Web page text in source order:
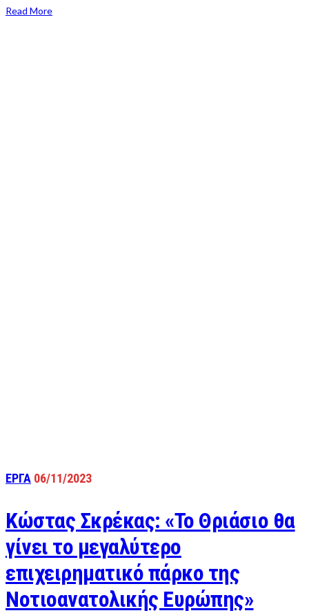
Read More
ΕΡΓΑ 06/11/2023
Κώστας Σκρέκας: «Το Θριάσιο θα
γίνει το μεγαλύτερο
επιχειρηματικό πάρκο της
Νοτιοανατολικής Ευρώπης»